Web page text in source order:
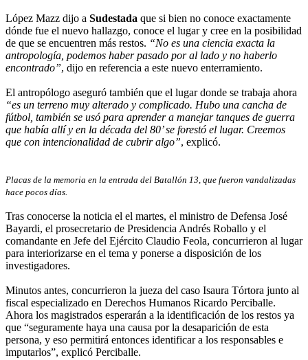
López Mazz dijo a Sudestada que si bien no conoce exactamente
dónde fue el nuevo hallazgo, conoce el lugar y cree en la posibilidad
de que se encuentren más restos. “No es una ciencia exacta la
antropología, podemos haber pasado por al lado y no haberlo
encontrado”, dijo en referencia a este nuevo enterramiento.
El antropólogo aseguró también que el lugar donde se trabaja ahora
“es un terreno muy alterado y complicado. Hubo una cancha de
fútbol, también se usó para aprender a manejar tanques de guerra
que había allí y en la década del 80’ se forestó el lugar. Creemos
que con intencionalidad de cubrir algo”, explicó.
Placas de la memoria en la entrada del Batallón 13, que fueron vandalizadas
hace pocos días.
Tras conocerse la noticia el el martes, el ministro de Defensa José
Bayardi, el prosecretario de Presidencia Andrés Roballo y el
comandante en Jefe del Ejército Claudio Feola, concurrieron al lugar
para interiorizarse en el tema y ponerse a disposición de los
investigadores.
Minutos antes, concurrieron la jueza del caso Isaura Tórtora junto al
fiscal especializado en Derechos Humanos Ricardo Perciballe.
Ahora los magistrados esperarán a la identificación de los restos ya
que “seguramente haya una causa por la desaparición de esta
persona, y eso permitirá entonces identificar a los responsables e
imputarlos”, explicó Perciballe.